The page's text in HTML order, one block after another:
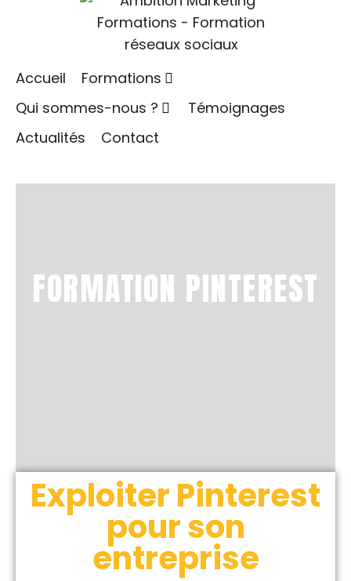
Accueil
Formations
Qui sommes-nous ?
Témoignages
Actualités
Contact
FORMATION PINTEREST
Exploiter Pinterest
pour son
entreprise